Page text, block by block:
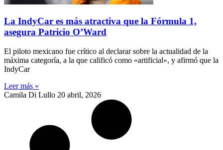
La IndyCar es más atractiva que la Fórmula 1,
asegura Patricio O’Ward
El piloto mexicano fue crítico al declarar sobre la actualidad de la
máxima categoría, a la que calificó como «artificial», y afirmó que la
IndyCar
Leer más »
Camila Di Lullo 20 abril, 2026